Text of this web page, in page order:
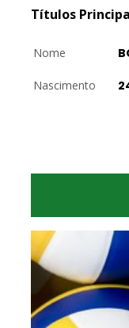
Títulos
Nome
Nascimento